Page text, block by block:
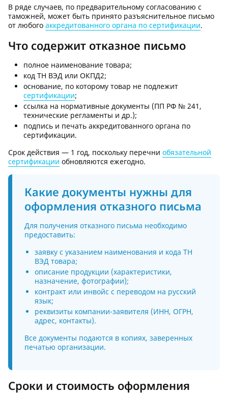
В ряде случаев, по предварительному согласованию с
таможней, может быть принято разъяснительное письмо
от любого аккредитованного органа по сертификации.
Что содержит отказное письмо
полное наименование товара;
код ТН ВЭД или ОКПД2;
основание, по которому товар не подлежит
сертификации;
ссылка на нормативные документы (ПП РФ № 241,
технические регламенты и др.);
подпись и печать аккредитованного органа по
сертификации.
Срок действия — 1 год, поскольку перечни обязательной
сертификации обновляются ежегодно.
Какие документы нужны для
оформления отказного письма
Для получения отказного письма необходимо
предоставить:
заявку с указанием наименования и кода ТН
ВЭД товара;
описание продукции (характеристики,
назначение, фотографии);
контракт или инвойс с переводом на русский
язык;
реквизиты компании-заявителя (ИНН, ОГРН,
адрес, контакты).
Все документы подаются в копиях, заверенных
печатью организации.
Сроки и стоимость оформления